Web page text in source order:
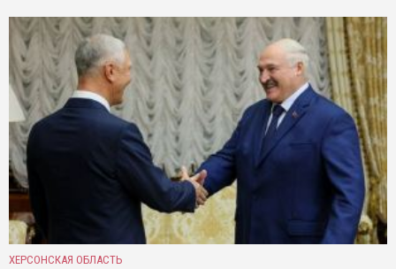
ХЕРСОНСКАЯ ОБЛАСТЬ